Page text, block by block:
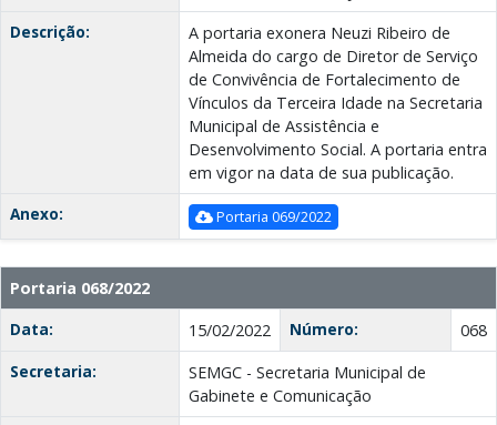
Descrição:
A portaria exonera Neuzi Ribeiro de
Almeida do cargo de Diretor de Serviço
de Convivência de Fortalecimento de
Vínculos da Terceira Idade na Secretaria
Municipal de Assistência e
Desenvolvimento Social. A portaria entra
em vigor na data de sua publicação.
Anexo:
Portaria 069/2022
Portaria 068/2022
Data:
15/02/2022 Número:
068
Secretaria:
SEMGC - Secretaria Municipal de
Gabinete e Comunicação